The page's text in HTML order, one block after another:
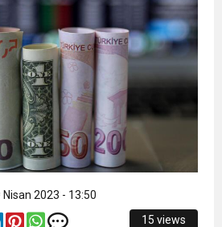
germe estetiği ile ilgili bilgi verdi
Darbe!
Nisan 2023 - 13:50
15 views